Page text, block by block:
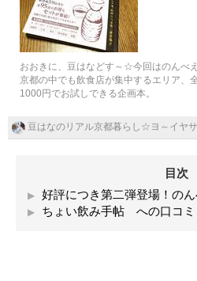
おおきに、豆はなどす～☆今回はのんべ
京都の中でも飲食店が集中するエリア、
1000円でお試しできる企画本。
豆はなのリアル京都暮らし☆ヨ～イヤ
目次
好評につき第二弾登場！の
ちょい飲み手帖 への口コミ